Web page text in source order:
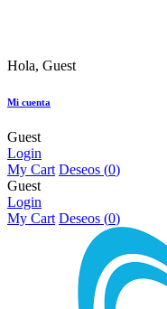
Hola, Guest
Mi cuenta
Guest
Login
My Cart Deseos (0)
Guest
Login
My Cart Deseos (0)